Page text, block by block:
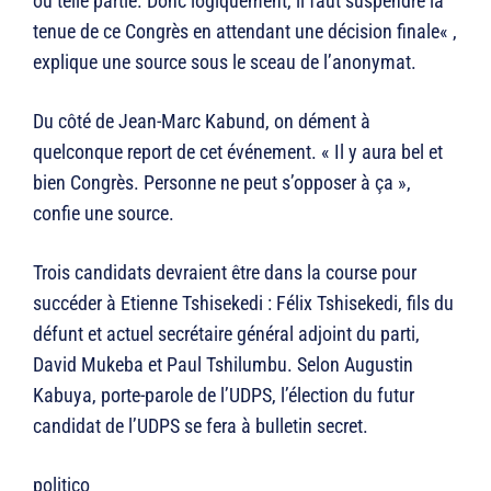
tenue de ce Congrès en attendant une décision finale« ,
explique une source sous le sceau de l’anonymat.
Du côté de Jean-Marc Kabund, on dément à
quelconque report de cet événement. « Il y aura bel et
bien Congrès. Personne ne peut s’opposer à ça »,
confie une source.
Trois candidats devraient être dans la course pour
succéder à Etienne Tshisekedi : Félix Tshisekedi, fils du
défunt et actuel secrétaire général adjoint du parti,
David Mukeba et Paul Tshilumbu. Selon Augustin
Kabuya, porte-parole de l’UDPS, l’élection du futur
candidat de l’UDPS se fera à bulletin secret.
politico